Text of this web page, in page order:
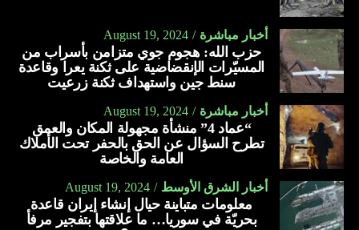
أخبار مباشرة August 19, 2024
حزب الله: هجوم جوي متزامن بأسراب من
المسيّرات الإنقضاضية على ثكنة يعرا وقاعدة
سنط جين واستهداف ثكنة زرعيت
أخبار مباشرة August 19, 2024
“عماد 4” منشأة مجهولة المكان والعمق
تطرح السؤال عن الحق بالحفر تحت الأملاك
العامة والخاصة
أخبار الشرق الأوسط August 19, 2024
معلومات متباينة حيال إنشاء إيران قاعدة
بحريّة في سوريا… ما علاقتها بتفجير مرفأ